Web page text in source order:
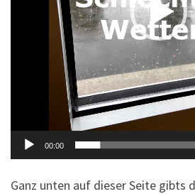
00:00
Ganz unten auf dieser Seite gibts